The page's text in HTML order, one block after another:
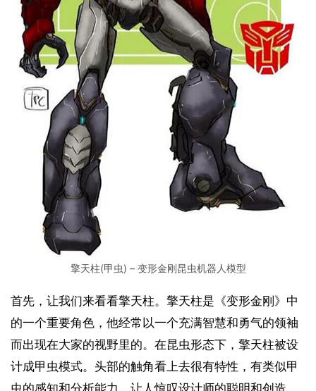
擎天柱(甲虫) – 变形金刚昆虫机器人模型
首先，让我们来看看擎天柱。擎天柱是《变形金刚》中
的一个重要角色，他经常以一个充满智慧和勇气的领袖
而出现在大家的视野里的。在昆虫形态下，擎天柱被设
计成甲虫模式。头部的触角看上去很有特性，有类似甲
虫的感知和分析能力，让人惊叹设计师的聪明和创造